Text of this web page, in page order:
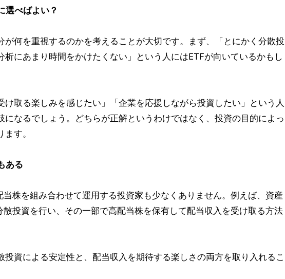
選べばよい？
が何を重視するのかを考えることが大切です。まず、「とにかく分散投
析にあまり時間をかけたくない」という人にはETFが向いているかもし
け取る楽しみを感じたい」「企業を応援しながら投資したい」という人
になるでしょう。どちらが正解というわけではなく、投資の目的によっ
す。
ある
当株を組み合わせて運用する投資家も少なくありません。例えば、資産
散投資を行い、その一部で高配当株を保有して配当収入を受け取る方法
投資による安定性と、配当収入を期待する楽しさの両方を取り入れるこ